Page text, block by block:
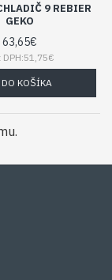
9 REBIER
GEKO
63,65€
DPH:51,75€
DO KOŠÍKA